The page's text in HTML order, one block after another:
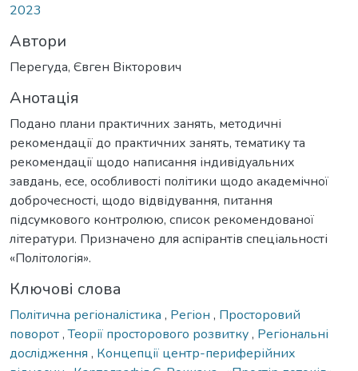
2023
Автори
Перегуда, Євген Вікторович
Анотація
Подано плани практичних занять, методичні
рекомендації до практичних занять, тематику та
рекомендації щодо написання індивідуальних
завдань, есе, особливості політики щодо академічної
доброчесності, щодо відвідування, питання
підсумкового контролюю, список рекомендованої
літератури. Призначено для аспірантів спеціальності
«Політологія».
Ключові слова
Політична регіоналістика , Регіон , Просторовий
поворот,Теорії просторового розвитку, Регіональні
дослідження , Концепції центр-периферійних